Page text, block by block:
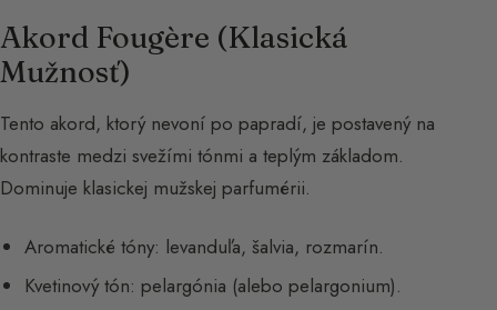
Akord Fougère (Klasická
Mužnosť)
Tento akord, ktorý nevoní po papradí, je postavený na
kontraste medzi svežími tónmi a teplým základom.
Dominuje klasickej mužskej parfumérii.
Aromatické tóny: levanduľa, šalvia, rozmarín.
Kvetinový tón: pelargónia (alebo pelargonium).